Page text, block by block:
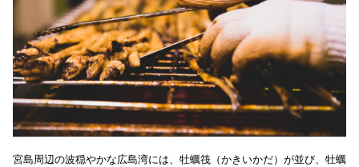
宮島周辺の波穏やかな広島湾には、牡蠣筏（かきいかだ）が並び、牡蠣